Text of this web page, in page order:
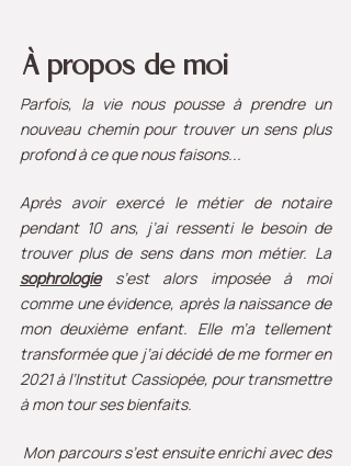
À propos de moi
Parfois, la vie nous pousse à prendre un
nouveau chemin pour trouver un sens plus
profond à ce que nous faisons...
Après avoir exercé le métier de notaire
pendant 10 ans, j’ai ressenti le besoin de
trouver plus de sens dans mon métier. La
sophrologie
s’est alors imposée à moi
comme une évidence, après la naissance de
mon deuxième enfant. Elle m’a tellement
transformée que j’ai décidé de me former en
2021 à l’Institut Cassiopée, pour transmettre
à mon tour ses bienfaits.
Mon parcours s’est ensuite enrichi avec des